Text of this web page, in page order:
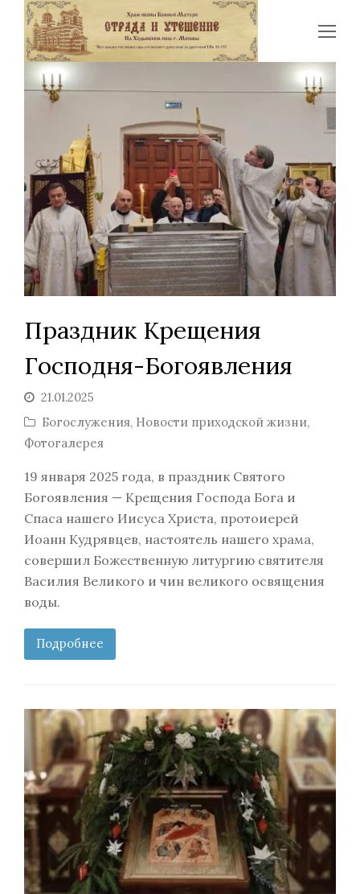
Праздник Крещения
Господня-Богоявления
21.01.2025
Богослужения, Новости приходской жизни,
Фотогалерея
19 января 2025 года, в праздник Святого
Богоявления — Крещения Господа Бога и
Спаса нашего Иисуса Христа, протоиерей
Иоанн Кудрявцев, настоятель нашего храма,
совершил Божественную литургию святителя
Василия Великого и чин великого освящения
воды.
Подробнее